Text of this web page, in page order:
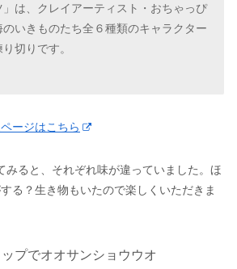
」は、クレイアーティスト・おちゃっぴ
いきものたち全６種類のキャラクター
切りです。
ージはこちら
みると、それぞれ味が違っていました。ほ
る？生き物もいたので楽しくいただきま
プでオオサンショウウオ